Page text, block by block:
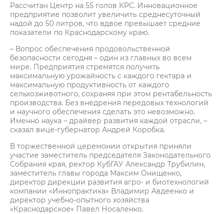
Рассчитан Центр на 55 голов КРС. Инновационное
предприятие позволит увеличить среднесуточный
надой до 50 литров, что вдвое превышает средние
показатели по Краснодарскому краю.
– Вопрос обеспечения продовольственной
безопасности сегодня – один из главных во всем
мире. Предприятия стремятся получить
максимальную урожайность с каждого гектара и
максимальную продуктивность от каждого
сельхозживотного, сохраняя при этом рентабельность
производства. Без внедрения передовых технологий
и научного обеспечения сделать это невозможно.
Именно наука – драйвер развития каждой отрасли, –
сказал вице-губернатор Андрей Коробка.
В торжественной церемонии открытия приняли
участие заместитель председателя Законодательного
Собрания края, ректор КубГАУ Александр Трубилин,
заместитель главы города Максим Онищенко,
директор дирекции развития агро- и биотехнологий
компании «Иннопрактика» Владимир Авдеенко и
директор учебно-опытного хозяйства
«Краснодарское» Павел Носаленко.